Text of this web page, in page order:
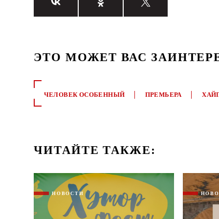
ЭТО МОЖЕТ ВАС
ЧЕЛОВЕК ОСОБЕННЫЙ ПРЕМЬЕРА
ЧИТАЙТЕ ТАКЖЕ:
НОВОСТИ